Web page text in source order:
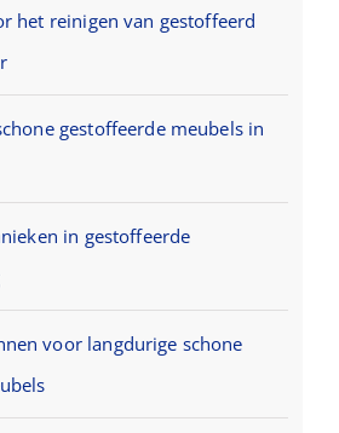
het reinigen van gestoffeerd
gestoffeerde meubels in
in gestoffeerde
voor langdurige schone